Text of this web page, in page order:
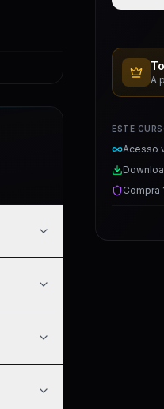
1:28
A
ESTE
Acesso
Compra